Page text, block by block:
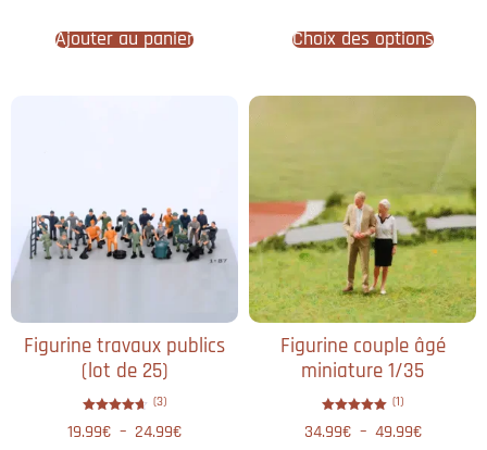
Ajouter au panier Choix des options
Figurine travaux publics
(lot de 25)
4.67
(3)
19.99€ – 24.99€
Figurine couple âgé
miniature 1/35
5.00
(1)
34.99€ – 49.99€